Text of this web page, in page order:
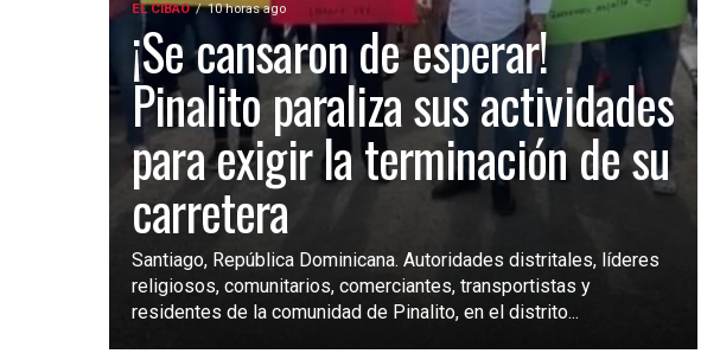
EL CIBAO 10 horas ago
¡Se cansaron de esperar!
Pinalito paraliza sus actividades
para exigir la terminación de su
carretera
Santiago, República Dominicana. Autoridades distritales, líderes
religiosos, comunitarios, comerciantes, transportistas y
residentes de la comunidad de Pinalito, en el distrito...